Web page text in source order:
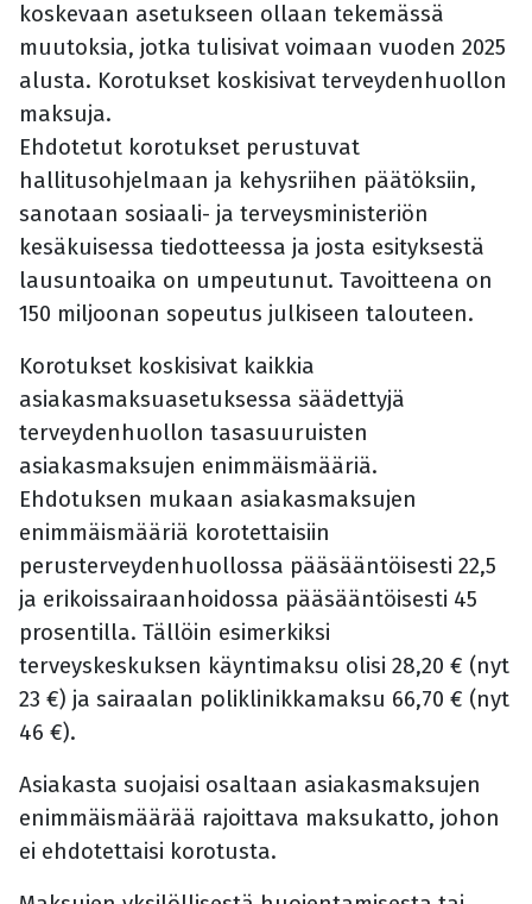
koskevaan asetukseen ollaan tekemässä
muutoksia, jotka tulisivat voimaan vuoden 2025
alusta. Korotukset koskisivat terveydenhuollon
maksuja.
Ehdotetut korotukset perustuvat
hallitusohjelmaan ja kehysriihen päätöksiin,
sanotaan sosiaali- ja terveysministeriön
kesäkuisessa tiedotteessa ja josta esityksestä
lausuntoaika on umpeutunut. Tavoitteena on
150 miljoonan sopeutus julkiseen talouteen.
Korotukset koskisivat kaikkia
asiakasmaksuasetuksessa säädettyjä
terveydenhuollon tasasuuruisten
asiakasmaksujen enimmäismääriä.
Ehdotuksen mukaan asiakasmaksujen
enimmäismääriä korotettaisiin
perusterveydenhuollossa pääsääntöisesti 22,5
ja erikoissairaanhoidossa pääsääntöisesti 45
prosentilla. Tällöin esimerkiksi
terveyskeskuksen käyntimaksu olisi 28,20 € (nyt
23 €) ja sairaalan poliklinikkamaksu 66,70 € (nyt
46 €).
Asiakasta suojaisi osaltaan asiakasmaksujen
enimmäismäärää rajoittava maksukatto, johon
ei ehdotettaisi korotusta.